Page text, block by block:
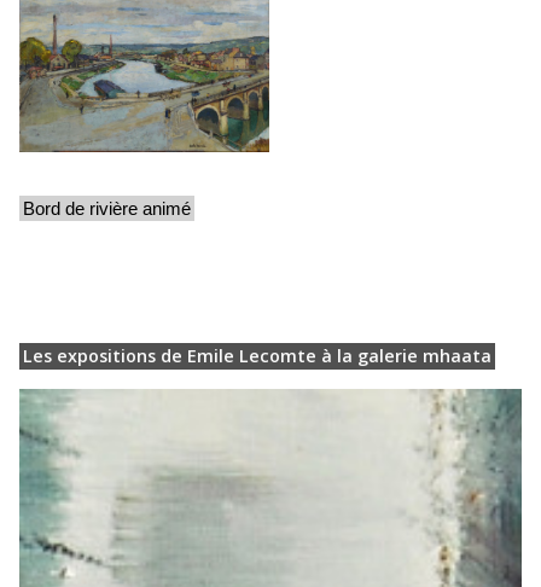
Bord de rivière animé
Les expositions de Emile Lecomte à la galerie mhaata